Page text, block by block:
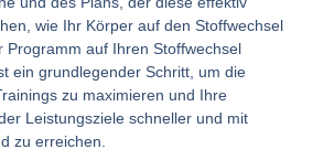
wie Ihr Körper auf den Stoffwechsel
Programm auf Ihren Stoffwechsel
ein grundlegender Schritt, um die
zu maximieren und Ihre
Leistungsziele schneller und mit
zu erreichen.